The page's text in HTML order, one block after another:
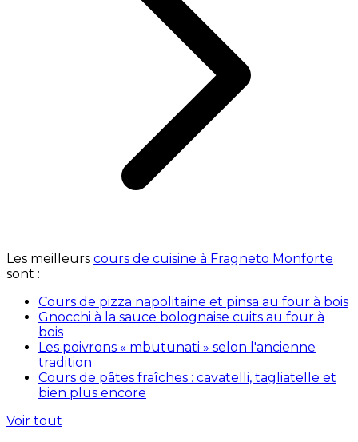
Les meilleurs cours de cuisine à Fragneto Monforte
sont :
Cours de pizza napolitaine et pinsa au four à bois
Gnocchi à la sauce bolognaise cuits au four à
bois
Les poivrons « mbutunati » selon l'ancienne
tradition
Cours de pâtes fraîches : cavatelli, tagliatelle et
bien plus encore
Voir tout